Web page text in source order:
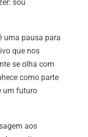
sou
uma pausa para
que nos
se olha com
como parte
um futuro
aos